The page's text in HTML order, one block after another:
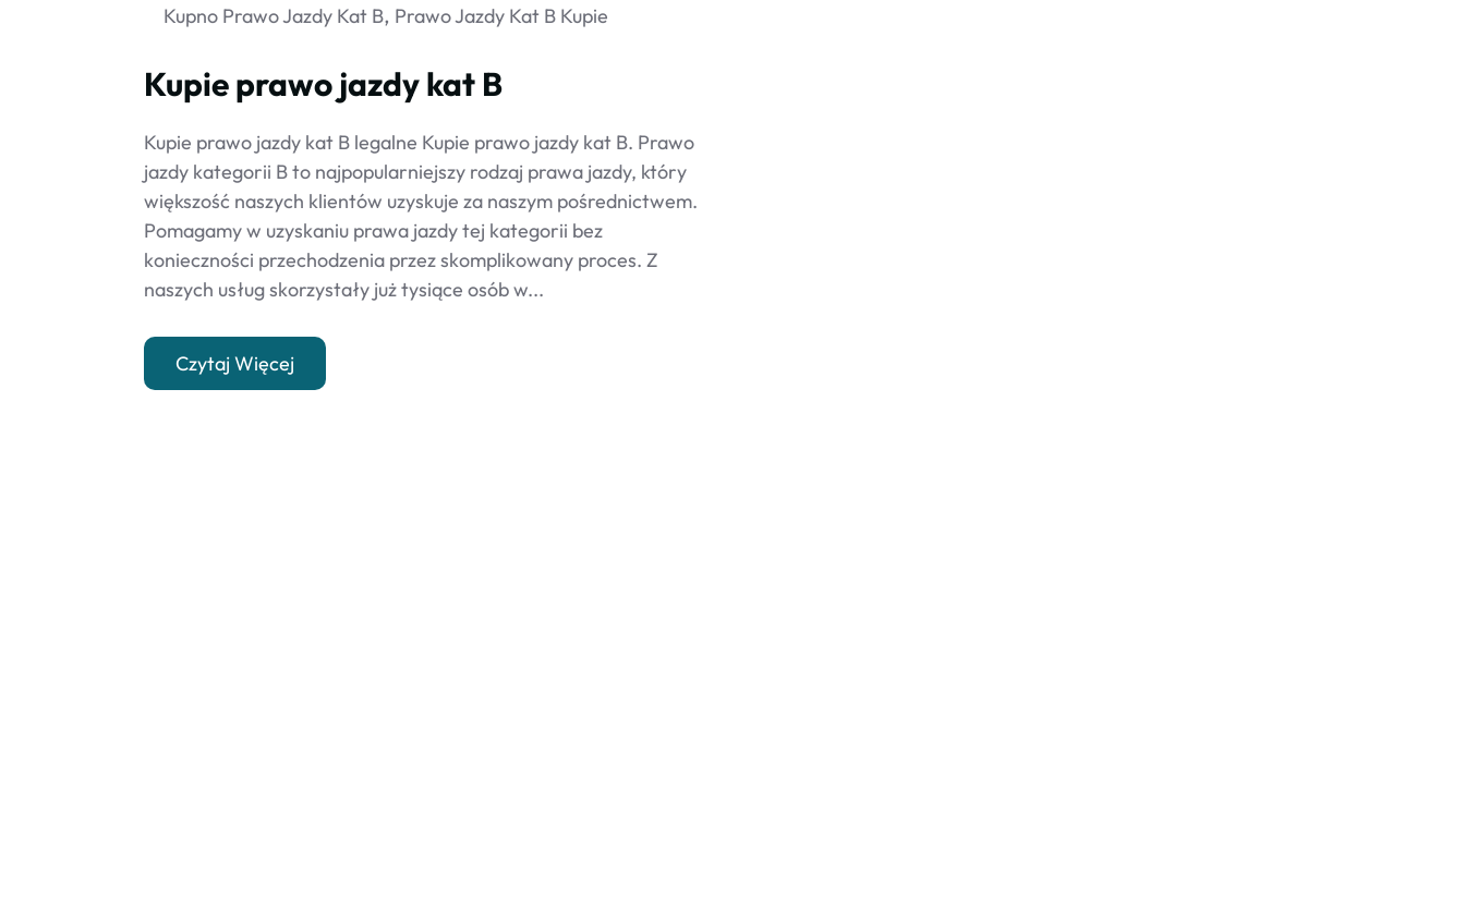
Kupno Prawo Jazdy Kat B Prawo Jazdy Kat B Kupie
Kupie prawo jazdy kat B
Kupie prawo jazdy kat B legalne Kupie prawo jazdy kat B. Prawo
jazdy kategorii B to najpopularniejszy rodzaj prawa jazdy, który
większość naszych klientów uzyskuje za naszym pośrednictwem.
Pomagamy w uzyskaniu prawa jazdy tej kategorii bez
konieczności przechodzenia przez skomplikowany proces. Z
naszych usług skorzystały już tysiące osób w...
Czytaj Więcej